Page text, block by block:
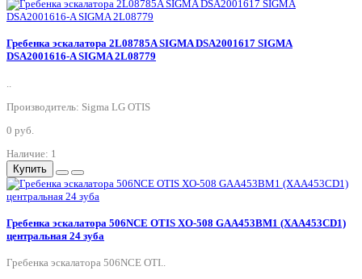
Гребенка эскалатора 2L08785A SIGMA DSA2001617 SIGMA
DSA2001616-A SIGMA 2L08779
Производитель: Sigma LG OTIS
0 руб.
Наличие: 1
Купить
Гребенка эскалатора 506NCE OTIS XO-508 GAA453BM1 (XAA453CD1)
центральная 24 зуба
Гребенка эскалатора 506NCE OTI..